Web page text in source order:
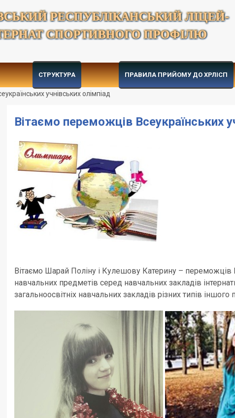
РЕСПУБЛІКАНСЬКИЙ ЛІЦЕЙ-
СПОРТИВНОГО ПРОФІЛЮ
СТРУКТУРА ПРАВИЛА ПРИЙОМУ ДО ХРЛІСП
учнівських олімпіад
Вітаємо переможців Всеукраїнських
Вітаємо Шарай Поліну і Кулешову Катерину – переможців
навчальних предметів серед навчальних закладів
загальноосвітніх навчальних закладів різних типів